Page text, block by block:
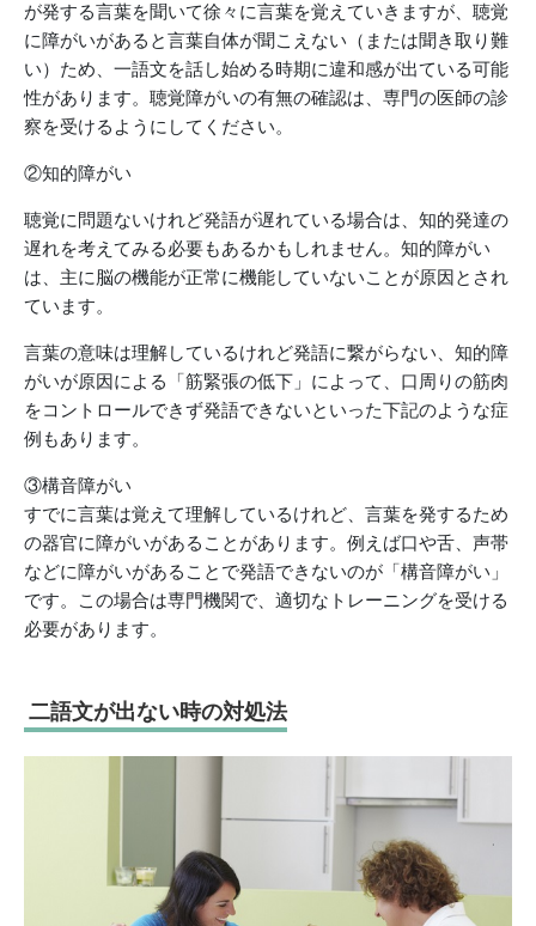
が発する言葉を聞いて徐々に言葉を覚えていきますが、聴覚
に障がいがあると言葉自体が聞こえない（または聞き取り難
い）ため、一語文を話し始める時期に違和感が出ている可能
性があります。聴覚障がいの有無の確認は、専門の医師の診
察を受けるようにしてください。
②知的障がい
聴覚に問題ないけれど発語が遅れている場合は、知的発達の
遅れを考えてみる必要もあるかもしれません。知的障がい
は、主に脳の機能が正常に機能していないことが原因とされ
ています。
言葉の意味は理解しているけれど発語に繋がらない、知的障
がいが原因による「筋緊張の低下」によって、口周りの筋肉
をコントロールできず発語できないといった下記のような症
例もあります。
③構音障がい
すでに言葉は覚えて理解しているけれど、言葉を発するため
の器官に障がいがあることがあります。例えば口や舌、声帯
などに障がいがあることで発語できないのが「構音障がい」
です。この場合は専門機関で、適切なトレーニングを受ける
必要があります。
二語文が出ない時の対処法